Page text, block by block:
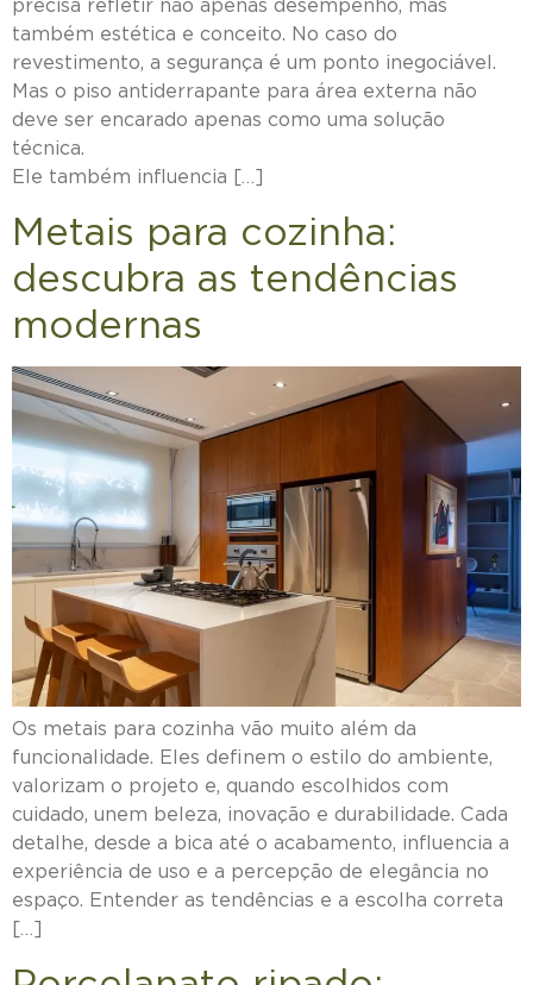
precisa refletir não apenas desempenho, mas
também estética e conceito. No caso do
revestimento, a segurança é um ponto inegociável.
Mas o piso antiderrapante para área externa não
deve ser encarado apenas como uma solução
Ele também influencia […]
Metais para cozinha:
descubra as tendências
modernas
Os metais para cozinha vão muito além da
funcionalidade. Eles definem o estilo do ambiente,
valorizam o projeto e, quando escolhidos com
cuidado, unem beleza, inovação e durabilidade. Cada
detalhe, desde a bica até o acabamento, influencia a
experiência de uso e a percepção de elegância no
espaço. Entender as tendências e a escolha correta
[…]